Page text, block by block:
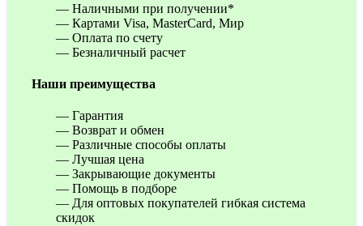
— Наличными при получении*
— Картами Visa, MasterCard, Мир
— Оплата по счету
— Безналичный расчет
Наши преимущества
— Гарантия
— Возврат и обмен
— Различные способы оплаты
— Лучшая цена
— Закрывающие документы
— Помощь в подборе
— Для оптовых покупателей гибкая система
скидок